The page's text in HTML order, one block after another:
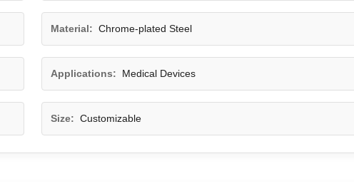
Material: Chrome-plated Steel
Applications: Medical Devices
Size: Customizable